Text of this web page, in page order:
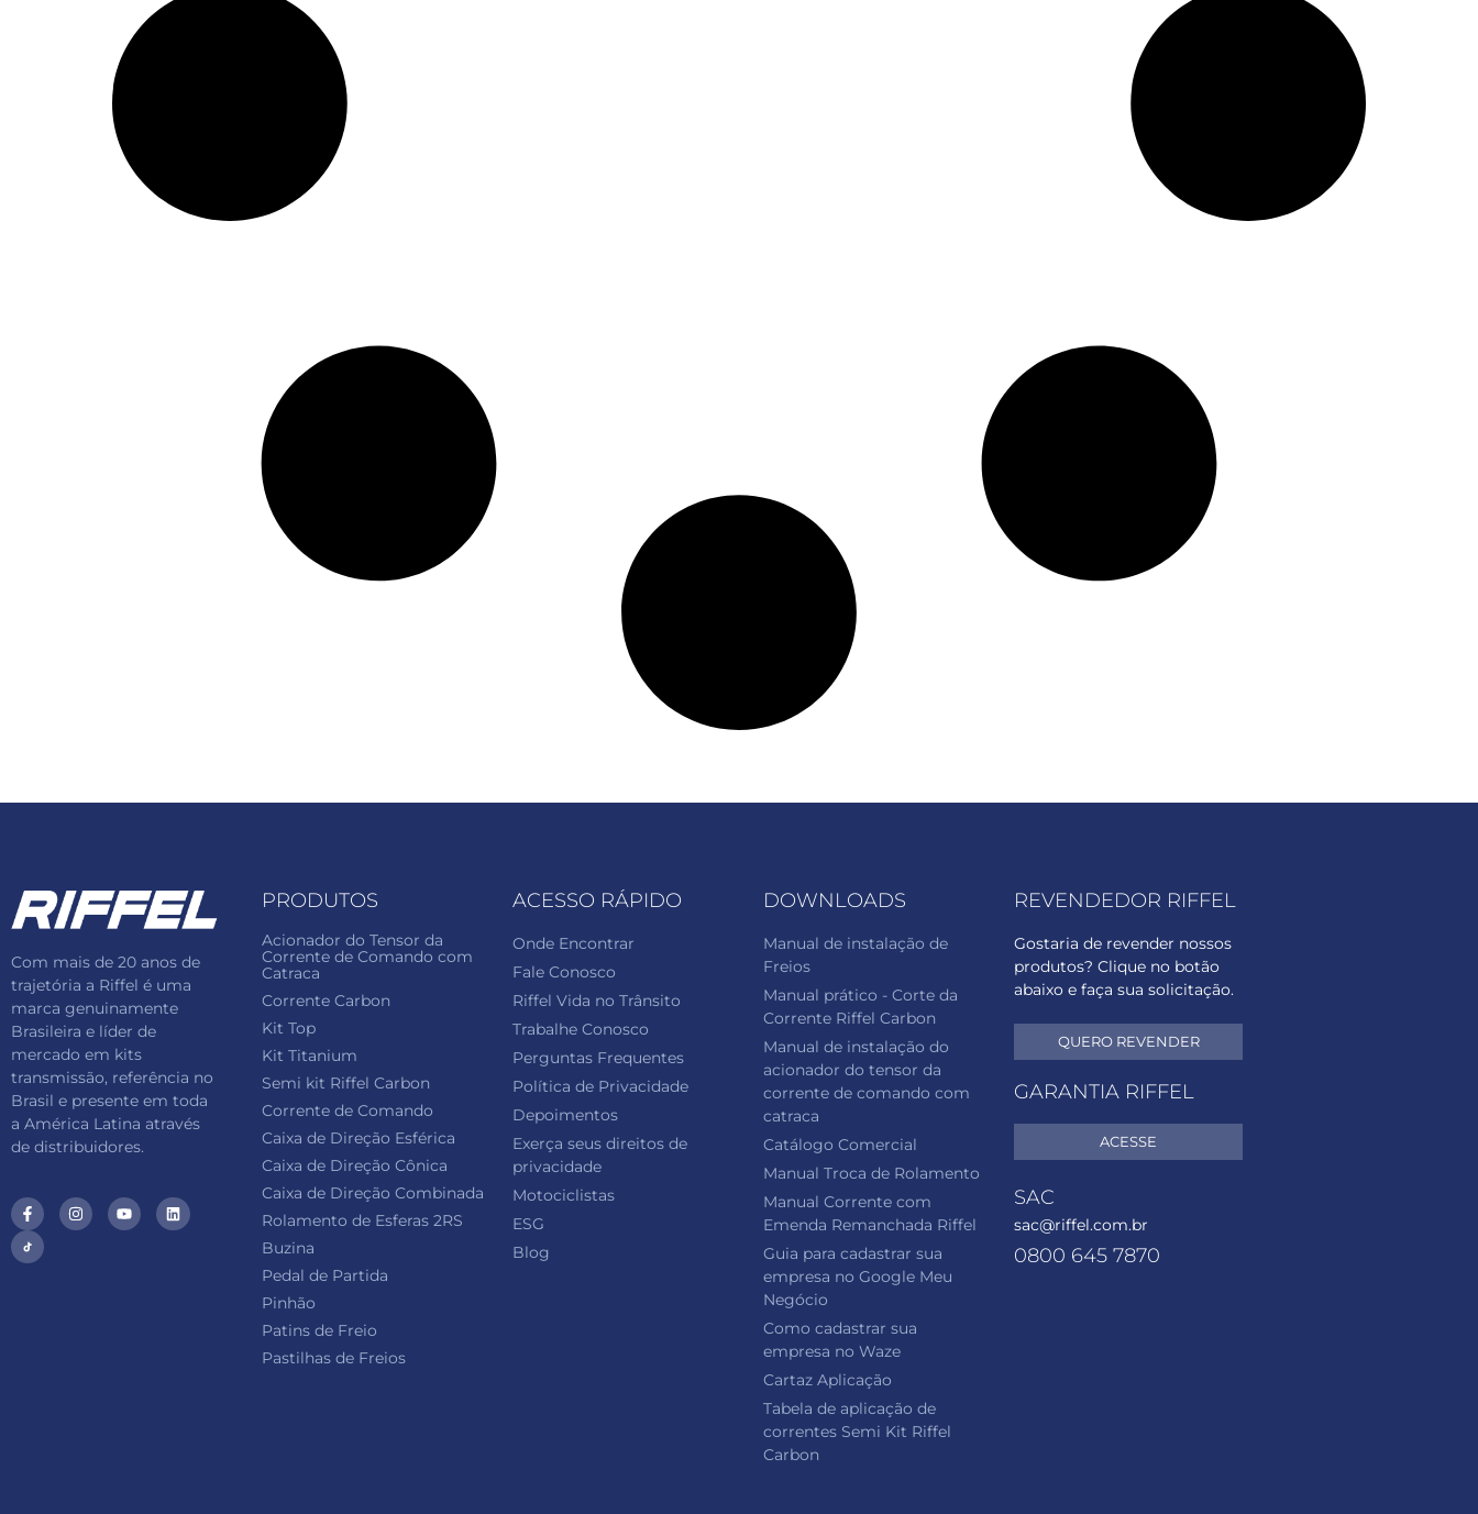
Com mais de 20 anos de
trajetória a Riffel é uma
marca genuinamente
Brasileira e líder de
mercado em kits
transmissão, referência no
Brasil e presente em toda
a América Latina através
de distribuidores.
PRODUTOS
Acionador do Tensor da
Corrente de Comando com
Catraca
Corrente Carbon
Kit Top
Kit Titanium
Semi kit Riffel Carbon
Corrente de Comando
Caixa de Direção Esférica
Caixa de Direção Cônica
Caixa de Direção Combinada
Rolamento de Esferas 2RS
Buzina
Pedal de Partida
Pinhão
Patins de Freio
Pastilhas de Freios
ACESSO RÁPIDO
Onde Encontrar
Fale Conosco
Riffel Vida no Trânsito
Trabalhe Conosco
Perguntas Frequentes
Política de Privacidade
Depoimentos
Exerça seus direitos de
privacidade
Motociclistas
ESG
Blog
DOWNLOADS
Manual de instalação de
Freios
Manual prático - Corte da
Corrente Riffel Carbon
Manual de instalação do
acionador do tensor da
corrente de comando com
catraca
Catálogo Comercial
Manual Troca de Rolamento
Manual Corrente com
Emenda Remanchada Riffel
Guia para cadastrar sua
empresa no Google Meu
Negócio
Como cadastrar sua
empresa no Waze
Cartaz Aplicação
Tabela de aplicação de
correntes Semi Kit Riffel
Carbon
REVENDEDOR RIFFEL
Gostaria de revender nossos
produtos? Clique no botão
abaixo e faça sua solicitação.
QUERO REVENDER
GARANTIA RIFFEL
ACESSE
SAC
sac@riffel.com.br
0800 645 7870